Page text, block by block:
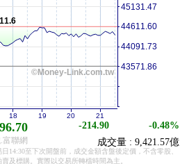
©Money-Link.com.tw
-214.90
-0.48%
成交量 : 9,421.57億
18 19 20 21
43571.86
44091.73
44611.60
45131.47
聯網
14:30至下次開盤前，成交金額含盤後定價，不含零股、
及標購。實際以交易所轉檔時間為主。